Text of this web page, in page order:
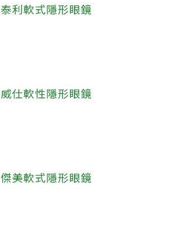
泰利軟式隱形眼鏡
威仕軟性隱形眼鏡
傑美軟式隱形眼鏡